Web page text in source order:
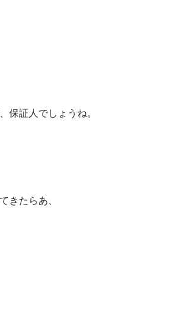
保証人でしょうね。
きたらあ、